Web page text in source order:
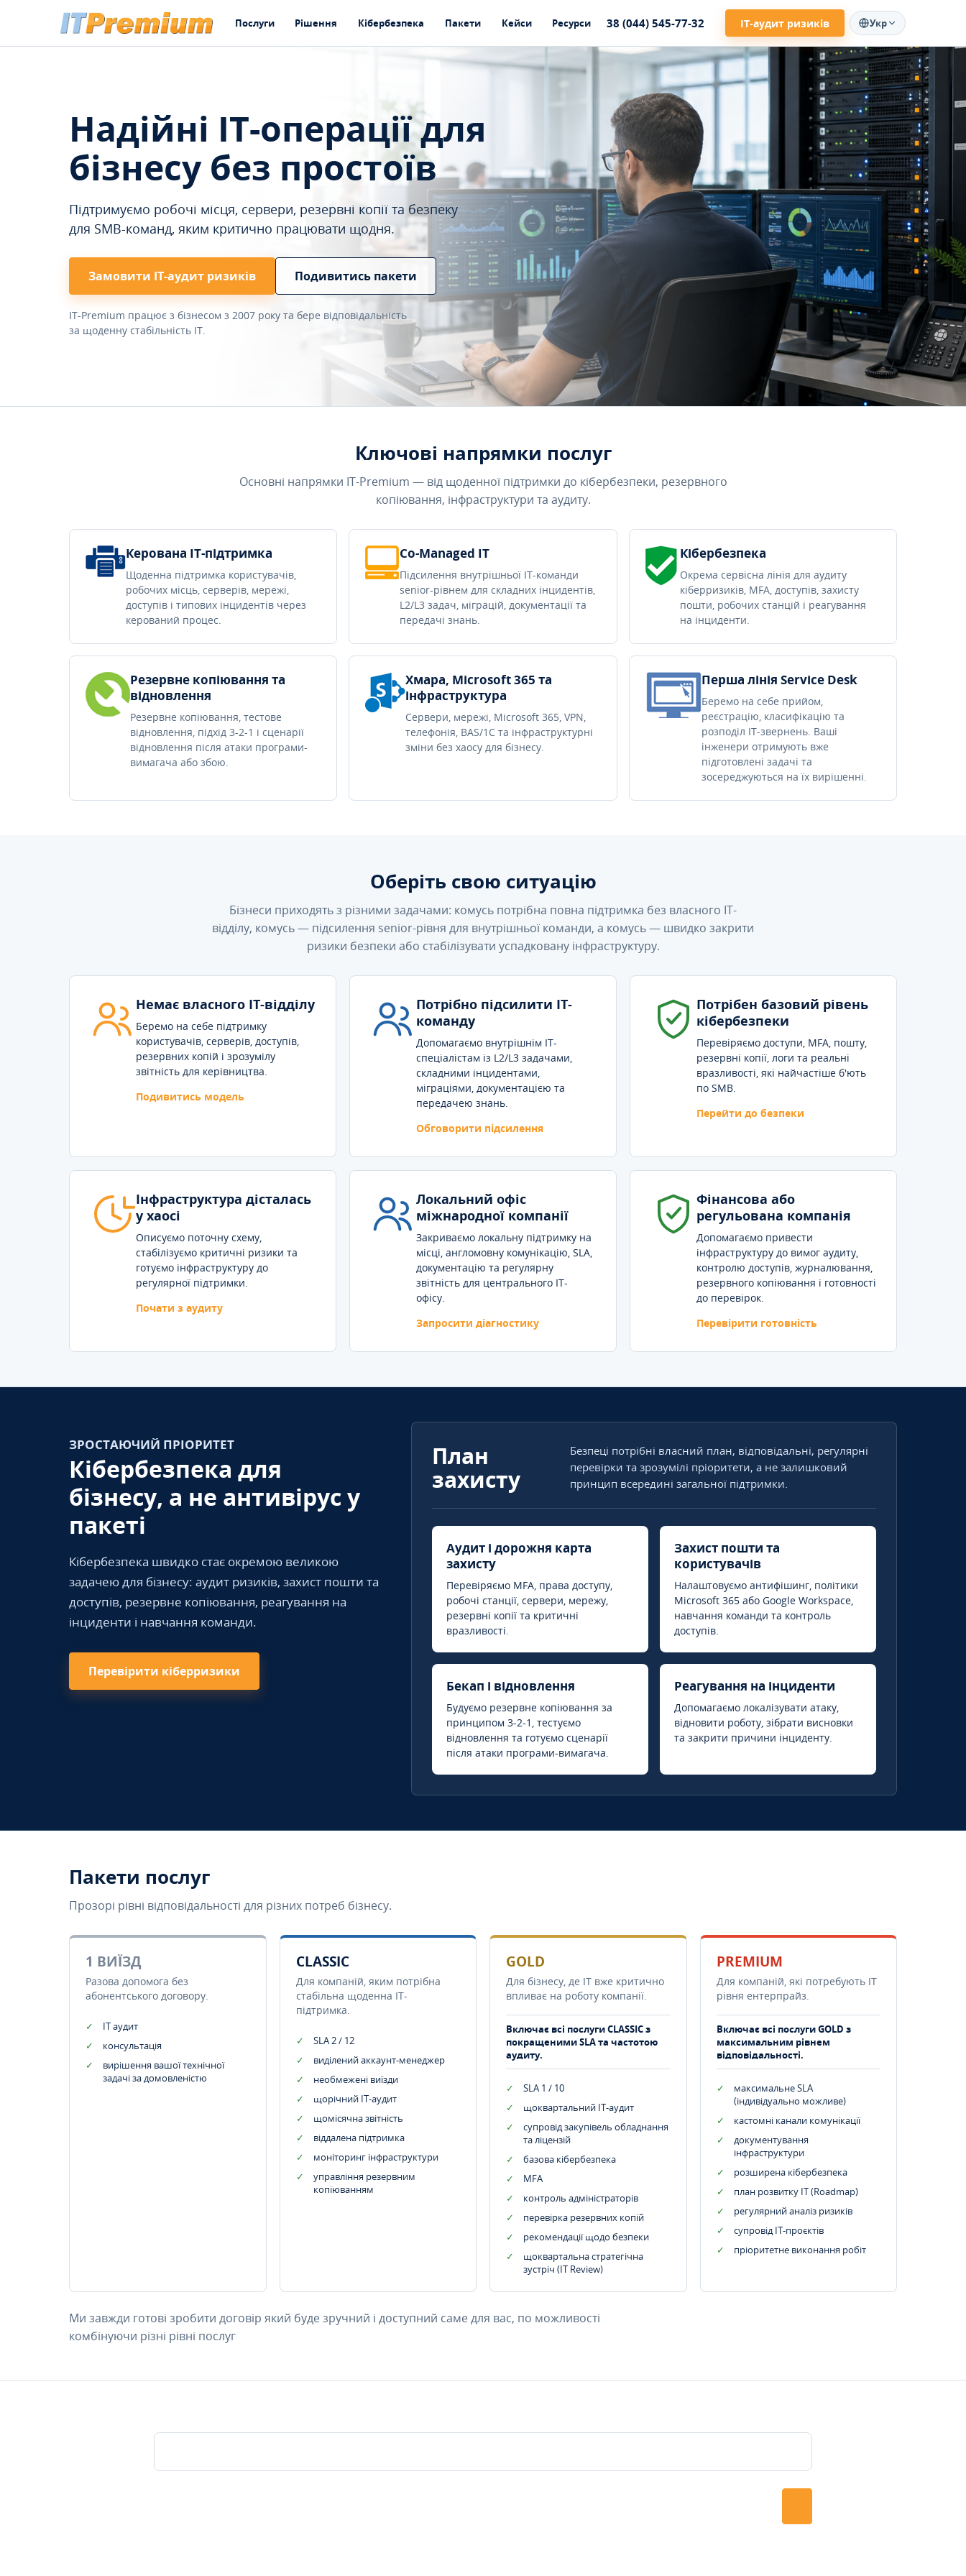
Послуги Рішення Кібербезпека Пакети Кейси Ресурси 38 (044) 545-77-32 ІТ-аудит ризиків Укр
Надійні IT-операції для
бізнесу без простоїв
Підтримуємо робочі місця, сервери, резервні копії та безпеку
для SMB-команд, яким критично працювати щодня.
Замовити ІТ-аудит ризиків Подивитись пакети
IT-Premium працює з бізнесом з 2007 року та бере відповідальність
за щоденну стабільність IT.
Ключові напрямки послуг
Основні напрямки IT-Premium — від щоденної підтримки до кібербезпеки, резервного
копіювання, інфраструктури та аудиту.
Керована IT-підтримка
Щоденна підтримка користувачів,
робочих місць, серверів, мережі,
доступів і типових інцидентів через
керований процес.
Co-Managed IT
Підсилення внутрішньої IT-команди
senior-рівнем для складних інцидентів,
L2/L3 задач, міграцій, документації та
передачі знань.
Кібербезпека
Окрема сервісна лінія для аудиту
кіберризиків, MFA, доступів, захисту
пошти, робочих станцій і реагування
на інциденти.
Резервне копіювання та
відновлення
Резервне копіювання, тестове
відновлення, підхід 3-2-1 і сценарії
відновлення після атаки програми-
вимагача або збою.
Хмара, Microsoft 365 та
інфраструктура
Сервери, мережі, Microsoft 365, VPN,
телефонія, BAS/1C та інфраструктурні
зміни без хаосу для бізнесу.
Перша лінія Service Desk
Беремо на себе прийом,
реєстрацію, класифікацію та
розподіл IT-звернень. Ваші
інженери отримують вже
підготовлені задачі та
зосереджуються на їх вирішенні.
Оберіть свою ситуацію
Бізнеси приходять з різними задачами: комусь потрібна повна підтримка без власного IT-
відділу, комусь — підсилення senior-рівня для внутрішньої команди, а комусь — швидко закрити
ризики безпеки або стабілізувати успадковану інфраструктуру.
Немає власного IT-відділу
Беремо на себе підтримку
користувачів, серверів, доступів,
резервних копій і зрозумілу
звітність для керівництва.
Подивитись модель
Потрібно підсилити IT-
команду
Допомагаємо внутрішнім IT-
спеціалістам із L2/L3 задачами,
складними інцидентами,
міграціями, документацією та
передачею знань.
Обговорити підсилення
Потрібен базовий рівень
кібербезпеки
Перевіряємо доступи, MFA, пошту,
резервні копії, логи та реальні
вразливості, які найчастіше б'ють
по SMB.
Перейти до безпеки
Інфраструктура дісталась
у хаосі
Описуємо поточну схему,
стабілізуємо критичні ризики та
готуємо інфраструктуру до
регулярної підтримки.
Почати з аудиту
Локальний офіс
міжнародної компанії
Закриваємо локальну підтримку на
місці, англомовну комунікацію, SLA,
документацію та регулярну
звітність для центрального IT-
офісу.
Запросити діагностику
Фінансова або
регульована компанія
Допомагаємо привести
інфраструктуру до вимог аудиту,
контролю доступів, журналювання,
резервного копіювання і готовності
до перевірок.
Перевірити готовність
ЗРОСТАЮЧИЙ ПРІОРИТЕТ
Кібербезпека для
бізнесу, а не антивірус у
пакеті
Кібербезпека швидко стає окремою великою
задачею для бізнесу: аудит ризиків, захист пошти та
доступів, резервне копіювання, реагування на
інциденти і навчання команди.
Перевірити кіберризики
План
захисту
Безпеці потрібні власний план, відповідальні, регулярні
перевірки та зрозумілі пріоритети, а не залишковий
принцип всередині загальної підтримки.
Аудит і дорожня карта
захисту
Перевіряємо MFA, права доступу,
робочі станції, сервери, мережу,
резервні копії та критичні
вразливості.
Захист пошти та
користувачів
Налаштовуємо антифішинг, політики
Microsoft 365 або Google Workspace,
навчання команди та контроль
доступів.
Бекап і відновлення
Будуємо резервне копіювання за
принципом 3-2-1, тестуємо
відновлення та готуємо сценарії
після атаки програми-вимагача.
Реагування на інциденти
Допомагаємо локалізувати атаку,
відновити роботу, зібрати висновки
та закрити причини інциденту.
Пакети послуг
Прозорі рівні відповідальності для різних потреб бізнесу.
1 ВИЇЗД
Разова допомога без
абонентського договору.
IT аудит
консультація
вирішення вашої технічної
задачі за домовленістю
CLASSIC
Для компаній, яким потрібна
стабільна щоденна IT-
підтримка.
SLA 2 / 12
виділений аккаунт-менеджер
необмежені виїзди
щорічний IT-аудит
щомісячна звітність
віддалена підтримка
моніторинг інфраструктури
управління резервним
копіюванням
GOLD
Для бізнесу, де IT вже критично
впливає на роботу компанії.
Включає всі послуги CLASSIC з
покращеними SLA та частотою
аудиту.
SLA 1 / 10
щоквартальний IT-аудит
супровід закупівель обладнання
та ліцензій
базова кібербезпека
MFA
контроль адміністраторів
перевірка резервних копій
рекомендації щодо безпеки
щоквартальна стратегічна
зустріч (IT Review)
PREMIUM
Для компаній, які потребують ІТ
рівня ентерпрайз.
Включає всі послуги GOLD з
максимальним рівнем
відповідальності.
максимальне SLA
(індивідуально можливе)
кастомні канали комунікації
документування
інфраструктури
розширена кібербезпека
план розвитку IT (Roadmap)
регулярний аналіз ризиків
супровід ІТ-проєктів
пріоритетне виконання робіт
Ми завжди готові зробити договір який буде зручний і доступний саме для вас, по можливості
комбінуючи різні рівні послуг